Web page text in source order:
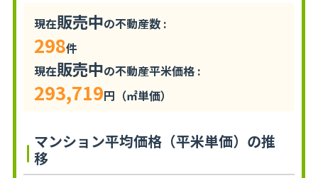
現在販売中の不動産数 :
298件
現在販売中の不動産平米価格 :
293,719円（㎡単価）
マンション平均価格（平米単価）の推
移